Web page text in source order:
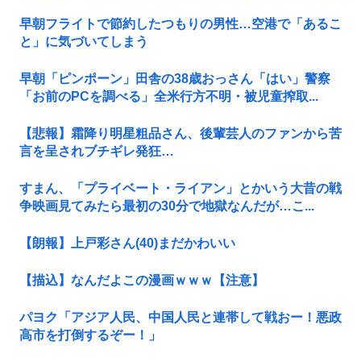
早朝フライトで節約したつもりの男性…空港で「あるこ
と」に気づいてしまう
早朝「ピンポーン」田舎の38歳おっさん「はい」警察
「お前のPCを調べる」全米行方不明・被児童搾取...
【悲報】霜降り明星粗品さん、後輩芸人のファンから苦
言を呈されブチギレ発狂…
すまん、「プライベート・ライアン」とかいう大昔の戦
争映画見てみたら最初の30分で地獄なんだが…こ...
【朗報】上戸彩さん(40)まだかわいい
【描込】なんだよこの漫画ｗｗｗ【注意】
パヨク「アジア人民、中国人民と連帯して戦おー！悪政
高市を打倒するぞー！」